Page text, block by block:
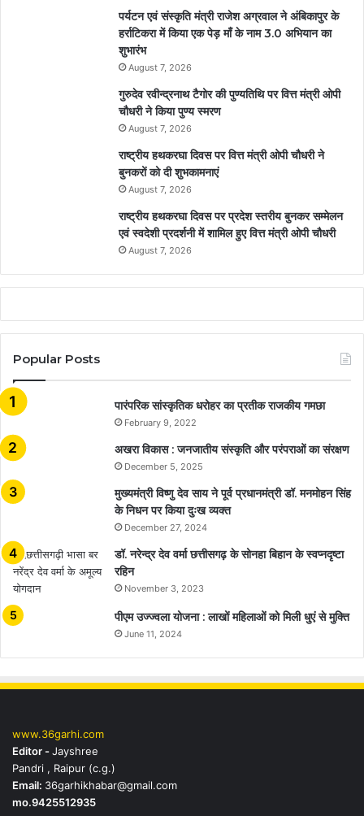
पर्यटन एवं संस्कृति मंत्री राजेश अग्रवाल ने अंबिकापुर के
हर्राटिकरा में किया एक पेड़ माँ के नाम 3.0 अभियान का
शुभारंभ
August 7, 2026
गुरुदेव रवीन्द्रनाथ टैगोर की पुण्यतिथि पर वित्त मंत्री ओपी
चौधरी ने किया पुण्य स्मरण
August 7, 2026
राष्ट्रीय हथकरघा दिवस पर वित्त मंत्री ओपी चौधरी ने
बुनकरों को दी शुभकामनाएं
August 7, 2026
राष्ट्रीय हथकरघा दिवस पर प्रदेश स्तरीय बुनकर सम्मेलन
एवं स्वदेशी प्रदर्शनी में शामिल हुए वित्त मंत्री ओपी चौधरी
August 7, 2026
Popular Posts
​​​​​​​पारंपरिक सांस्कृतिक धरोहर का प्रतीक राजकीय गमछा
February 9, 2022
अखरा विकास : जनजातीय संस्कृति और परंपराओं का संरक्षण
December 5, 2025
मुख्यमंत्री विष्णु देव साय ने पूर्व प्रधानमंत्री डॉ. मनमोहन सिंह
के निधन पर किया दुःख व्यक्त
December 27, 2024
डॉ. नरेन्द्र देव वर्मा छत्तीसगढ़ के सोनहा बिहान के स्वप्नदृष्टा
रहिन
November 3, 2023
पीएम उज्ज्वला योजना : लाखों महिलाओं को मिली धुएं से मुक्ति
June 11, 2024
www.36garhi.com
Editor -Jayshree
Pandri , Raipur (c.g.)
Email: 36garhikhabar@gmail.com
mo.9425512935